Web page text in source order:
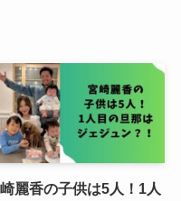
麗香の子供は5人！1人